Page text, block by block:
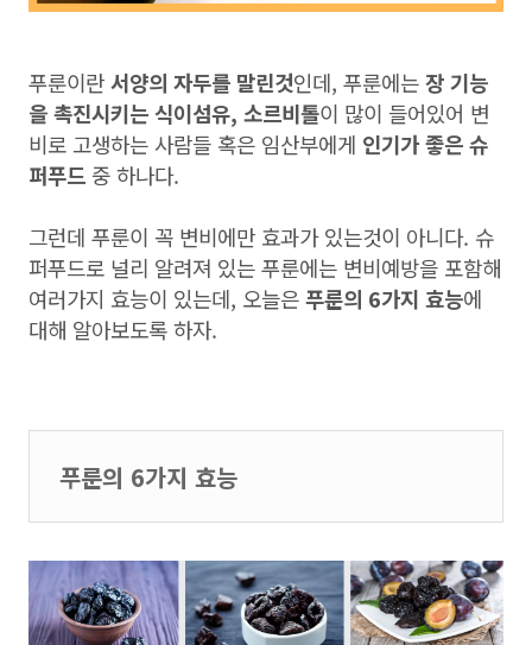
푸룬이란서양의 자두를 말린것인데, 푸룬에는장 기능
을 촉진시키는 식이섬유, 소르비톨이 많이 들어있어 변
비로 고생하는 사람들 혹은 임산부에게 인기가 좋은 슈
퍼푸드 중 하나다.
그런데 푸룬이 꼭 변비에만 효과가 있는것이 아니다. 슈
퍼푸드로 널리 알려져 있는 푸룬에는 변비예방을 포함해
여러가지 효능이 있는데, 오늘은푸룬의 6가지 효능에
대해 알아보도록 하자.
푸룬의 6가지 효능